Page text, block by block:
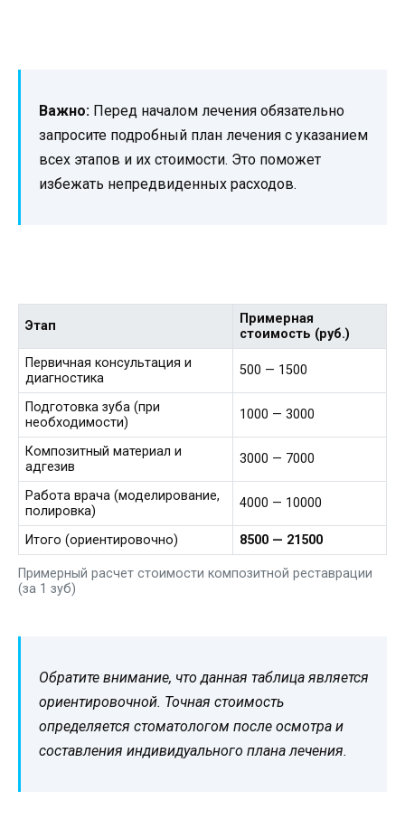
Важно: Перед началом лечения обязательно
запросите подробный план лечения с указанием
всех этапов и их стоимости. Это поможет
избежать непредвиденных расходов.
Примерный расчет стоимости композитной реставрации
(за 1 зуб)
Этап
Примерная
стоимость (руб.)
Первичная консультация и
диагностика
500 — 1500
Подготовка зуба (при
необходимости)
1000 — 3000
Композитный материал и
адгезив
3000 — 7000
Работа врача (моделирование,
полировка)
4000 — 10000
Итого (ориентировочно) 8500 — 21500
Обратите внимание, что данная таблица является
ориентировочной. Точная стоимость
определяется стоматологом после осмотра и
составления индивидуального плана лечения.